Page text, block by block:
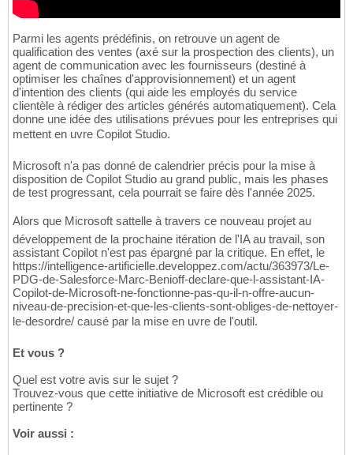
Parmi les agents prédéfinis, on retrouve un agent de
qualification des ventes (axé sur la prospection des clients), un
agent de communication avec les fournisseurs (destiné à
optimiser les chaînes d'approvisionnement) et un agent
d'intention des clients (qui aide les employés du service
clientèle à rédiger des articles générés automatiquement). Cela
donne une idée des utilisations prévues pour les entreprises qui
mettent en uvre Copilot Studio.
Microsoft n'a pas donné de calendrier précis pour la mise à
disposition de Copilot Studio au grand public, mais les phases
de test progressant, cela pourrait se faire dès l'année 2025.
Alors que Microsoft sattelle à travers ce nouveau projet au
développement de la prochaine itération de l'IA au travail, son
assistant Copilot n'est pas épargné par la critique. En effet, le
https://intelligence-artificielle.developpez.com/actu/363973/Le-
PDG-de-Salesforce-Marc-Benioff-declare-que-l-assistant-IA-
Copilot-de-Microsoft-ne-fonctionne-pas-qu-il-n-offre-aucun-
niveau-de-precision-et-que-les-clients-sont-obliges-de-nettoyer-
le-desordre/ causé par la mise en uvre de l'outil.
Et vous ?
Quel est votre avis sur le sujet ?
Trouvez-vous que cette initiative de Microsoft est crédible ou
pertinente ?
Voir aussi :